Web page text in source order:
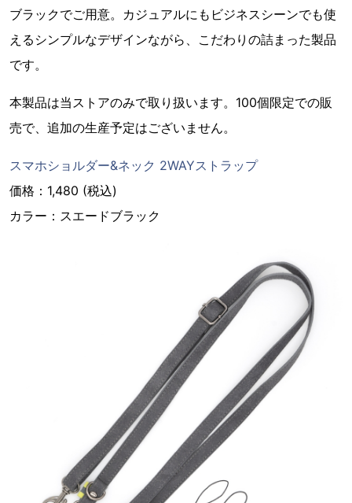
ブラックでご用意。カジュアルにもビジネスシーンでも使
えるシンプルなデザインながら、こだわりの詰まった製品
です。
本製品は当ストアのみで取り扱います。100個限定での販
売で、追加の生産予定はございません。
スマホショルダー&ネック 2WAYストラップ
価格：1,480 (税込)
カラー：スエードブラック